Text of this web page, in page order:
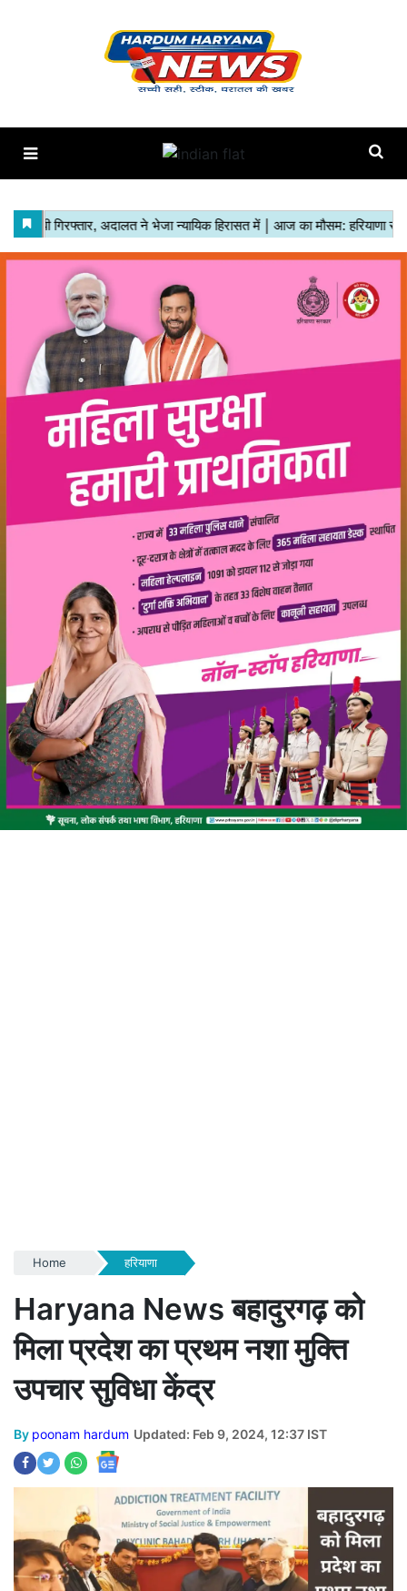
Home हरियाणा
Haryana News बहादुरगढ़ को
मिला प्रदेश का प्रथम नशा मुक्ति
उपचार सुविधा केंद्र
By poonam hardum Updated: Feb 9, 2024, 12:37 IST